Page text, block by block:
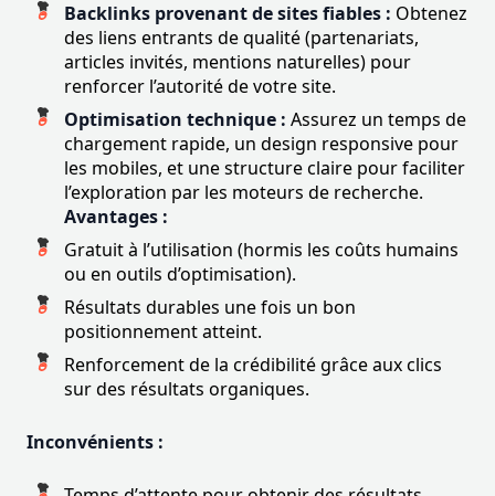
Backlinks provenant de sites fiables : Obtenez
des liens entrants de qualité (partenariats,
articles invités, mentions naturelles) pour
renforcer l’autorité de votre site.
Optimisation technique : Assurez un temps de
chargement rapide, un design responsive pour
les mobiles, et une structure claire pour faciliter
l’exploration par les moteurs de recherche.
Avantages :
Gratuit à l’utilisation (hormis les coûts humains
ou en outils d’optimisation).
Résultats durables une fois un bon
positionnement atteint.
Renforcement de la crédibilité grâce aux clics
sur des résultats organiques.
Inconvénients :